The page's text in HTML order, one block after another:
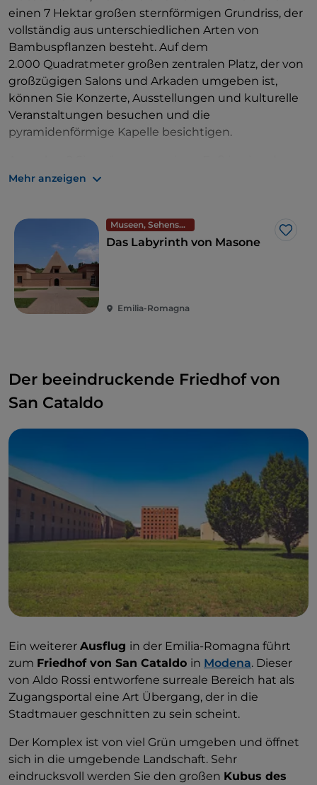
einen 7 Hektar großen sternförmigen Grundriss, der
vollständig aus unterschiedlichen Arten von
Bambuspflanzen besteht. Auf dem
2.000 Quadratmeter großen zentralen Platz, der von
großzügigen Salons und Arkaden umgeben ist,
können Sie Konzerte, Ausstellungen und kulturelle
Veranstaltungen besuchen und die
pyramidenförmige Kapelle besichtigen.
Trattorien setzen, um die beste „
Mehr anzeigen
Museen, Sehenswürdigkeiten und Denkmäler
Like
Das Labyrinth von Masone
Emilia-Romagna
Der beeindruckende Friedhof von
San Cataldo
Ein weiterer Ausflug in der Emilia-Romagna führt
zum Friedhof von San Cataldo in Modena. Dieser
von Aldo Rossi entworfene surreale Bereich hat als
Zugangsportal eine Art Übergang, der in die
Stadtmauer geschnitten zu sein scheint.
Der Komplex ist von viel Grün umgeben und öffnet
sich in die umgebende Landschaft. Sehr
eindrucksvoll werden Sie den großen Kubus des